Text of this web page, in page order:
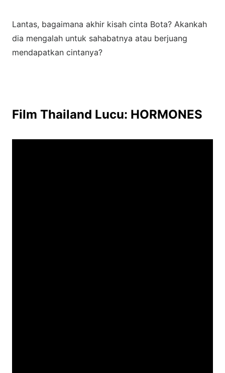
Lantas, bagaimana akhir kisah cinta Bota? Akankah
dia mengalah untuk sahabatnya atau berjuang
mendapatkan cintanya?
Film Thailand Lucu: HORMONES